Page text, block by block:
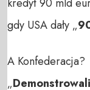
kredyt 90 mld
gdy USA dały „
A Konfederacja?
„